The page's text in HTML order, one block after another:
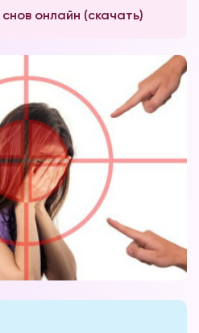
онлайн (скачать)